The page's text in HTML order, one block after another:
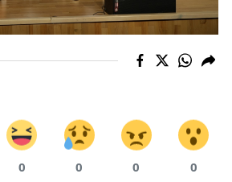
0 0 0 0